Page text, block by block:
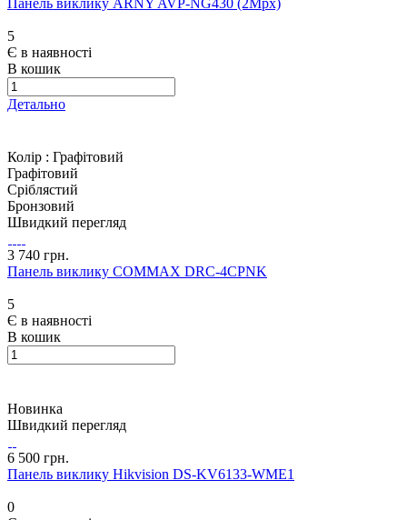
Панель виклику ARNY AVP-NG430 (2Mpx)
5
Є в наявності
В кошик
Детально
Колір : Графітовий
Графітовий
Сріблястий
Бронзовий
Швидкий перегляд
3 740 грн.
Панель виклику COMMAX DRC-4CPNK
5
Є в наявності
В кошик
Новинка
Швидкий перегляд
6 500 грн.
Панель виклику Hikvision DS-KV6133-WME1
0